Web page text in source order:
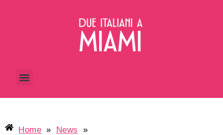
Home » News
»